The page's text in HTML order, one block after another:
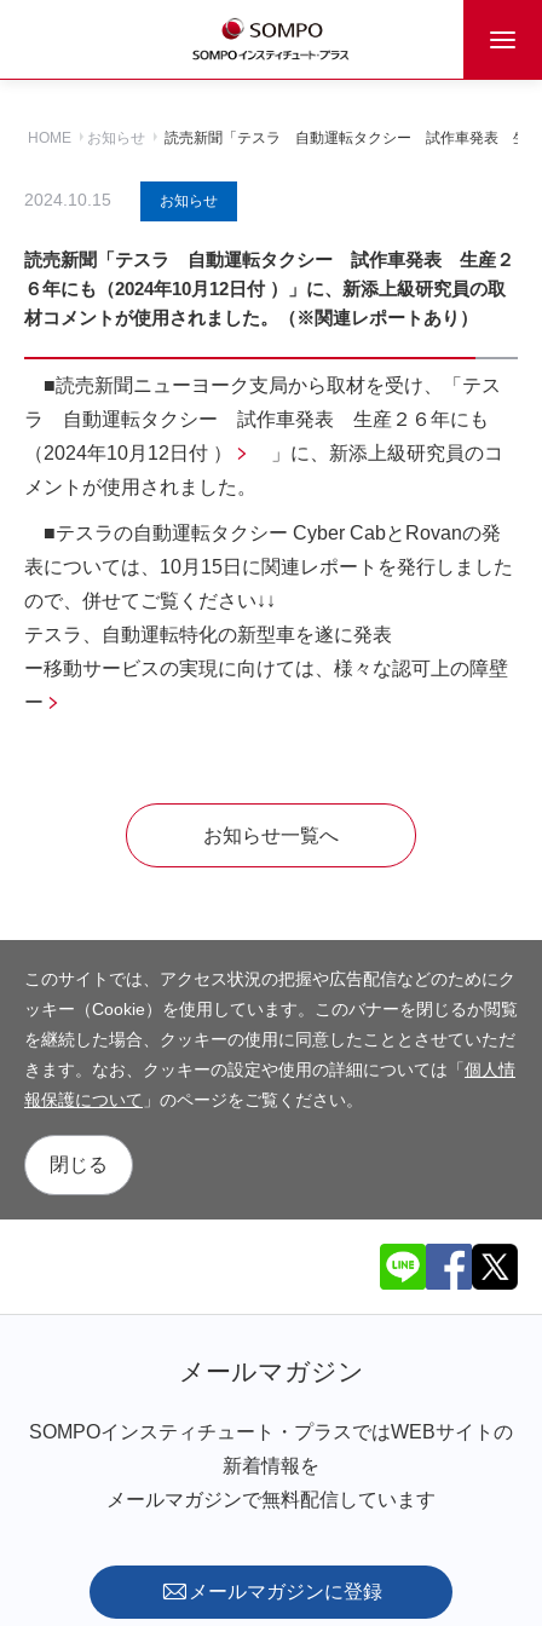
HOME お知らせ 読売新聞「テスラ 自動運転タクシー 試作車発表 生産
2024.10.15 お知らせ
読売新聞「テスラ 自動運転タクシー 試作車発表 生産２
６年にも（2024年10月12日付 ）」に、新添上級研究員の取
材コメントが使用されました。（※関連レポートあり）
■読売新聞ニューヨーク支局から取材を受け、「 テス
ラ 自動運転タクシー 試作車発表 生産２６年にも
（2024年10月12日付 ）
」に、新添上級研究員のコ
メントが使用されました。
■テスラの自動運転タクシー Cyber CabとRovanの発
表については、10月15日に関連レポートを発行しました
ので、併せてご覧ください↓↓
テスラ、自動運転特化の新型車を遂に発表
ー移動サービスの実現に向けては、様々な認可上の障壁
ー
お知らせ一覧へ
このサイトでは、アクセス状況の把握や広告配信などのためにク
ッキー（Cookie）を使用しています。このバナーを閉じるか閲覧
を継続した場合、クッキーの使用に同意したこととさせていただ
きます。なお、クッキーの設定や使用の詳細については「個人情
報保護について 」のページをご覧ください。
閉じる
メールマガジン
SOMPOインスティチュート・プラスではWEBサイトの
新着情報を
メールマガジンで無料配信しています
メールマガジンに登録